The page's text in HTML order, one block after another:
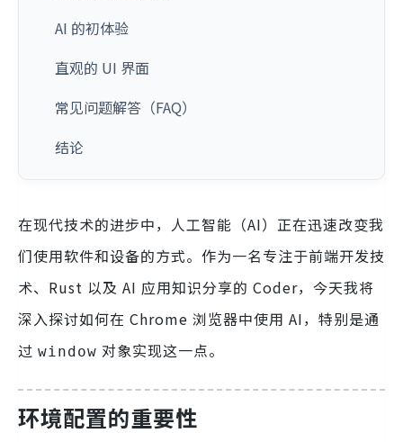
AI 的初体验
直观的 UI 界面
常见问题解答（FAQ）
结论
在现代技术的进步中，人工智能（AI）正在迅速改变我
们使用软件和设备的方式。作为一名专注于前端开发技
术、Rust 以及 AI 应用知识分享的 Coder，今天我将
深入探讨如何在 Chrome 浏览器中使用 AI，特别是通
过 window 对象实现这一点。
环境配置的重要性